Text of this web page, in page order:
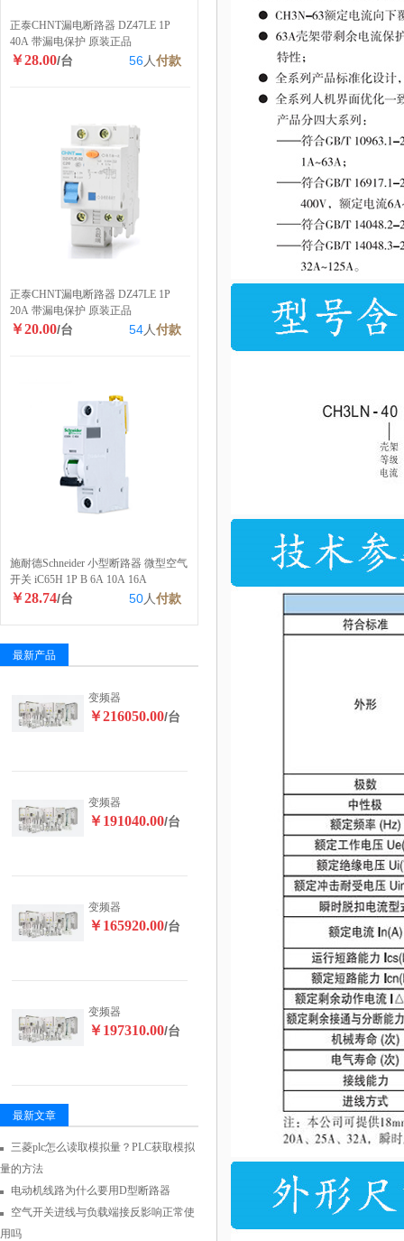
正泰CHNT漏电断路器 DZ47LE 1P
40A 带漏电保护 原装正品
￥28.00/台 56人付款
正泰CHNT漏电断路器 DZ47LE 1P
20A 带漏电保护 原装正品
￥20.00/台 54人付款
施耐德Schneider 小型断路器 微型空气
开关 iC65H 1P B 6A 10A 16A
￥28.74/台 50人付款
最新产品
变频器
￥216050.00/台
变频器
￥191040.00/台
变频器
￥165920.00/台
变频器
￥197310.00/台
最新文章
三菱plc怎么读取模拟量？PLC获取模拟
量的方法
电动机线路为什么要用D型断路器
空气开关进线与负载端接反影响正常使
用吗